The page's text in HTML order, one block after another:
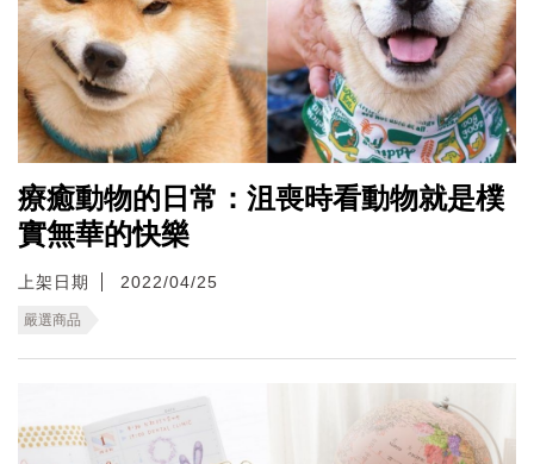
療癒動物的日常：沮喪時看動物就是樸
實無華的快樂
上架日期 2022/04/25
嚴選商品